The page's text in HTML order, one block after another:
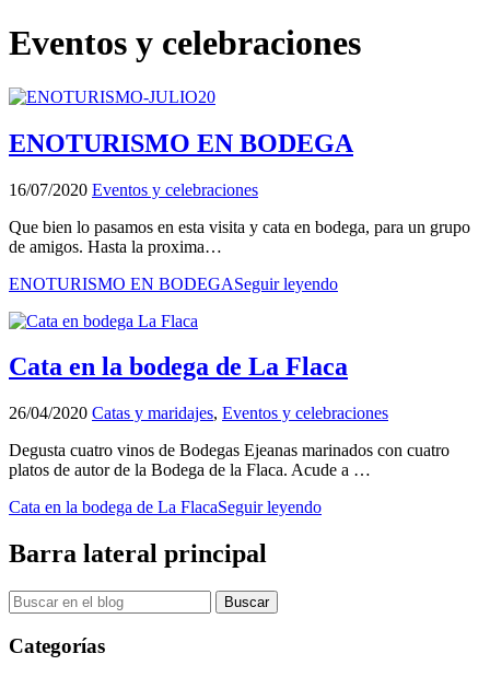
Eventos y celebraciones
ENOTURISMO EN BODEGA
16/07/2020 Eventos y celebraciones
Que bien lo pasamos en esta visita y cata en bodega, para un grupo
de amigos. Hasta la proxima…
ENOTURISMO EN BODEGASeguir leyendo
Cata en la bodega de La Flaca
26/04/2020 Catas y maridajes, Eventos y celebraciones
Degusta cuatro vinos de Bodegas Ejeanas marinados con cuatro
platos de autor de la Bodega de la Flaca. Acude a …
Cata en la bodega de La FlacaSeguir leyendo
Barra lateral principal
Categorías